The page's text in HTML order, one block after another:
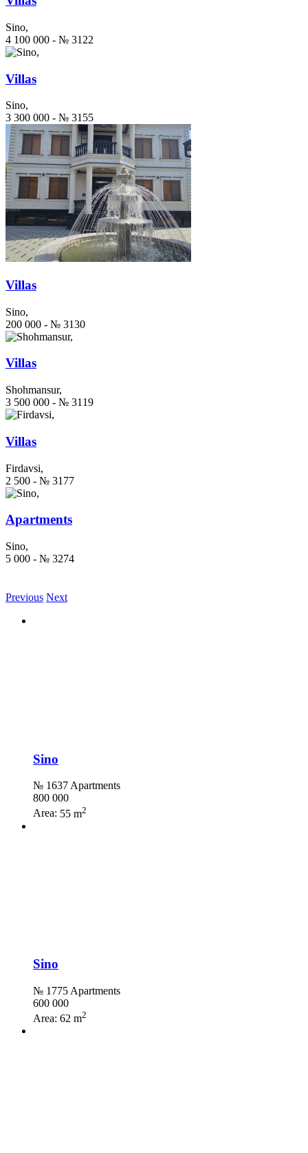
Sino,
4 100 000 - № 3122
Villas
Sino,
3 300 000 - № 3155
Villas
Sino,
200 000 - № 3130
Villas
Shohmansur,
3 500 000 - № 3119
Villas
Firdavsi,
2 500 - № 3177
Apartments
Sino,
5 000 - № 3274
Previous Next
Sino
№ 1637 Apartments
800 000
Area: 55 m2
Sino
№ 1775 Apartments
600 000
Area: 62 m2